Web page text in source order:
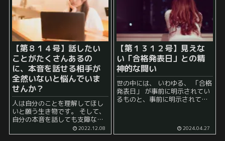
【第８１４号】話したい
ことがたくさんあるの
に、本音を話せる相手が
全然いないと悩んでいま
せんか？
人は自分のことを理解してほし
いと願う生き物です。 そして、
自分の本音を話しても支障ない
人物との交流を願うものです。
しかし、実際には仲が良い人が
2022.12.08
【第１３１２号】見えな
い「合格発表日」との精
神的な闘い
世の中には、 いわゆる、 「合格
発表日」 が事前に明示されてい
るものと、事前に明示されてい
もわかりますし、いつが合格発
2024.04.27